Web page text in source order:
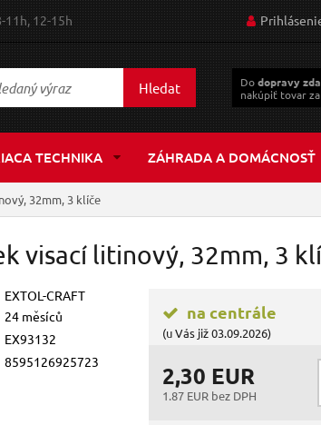
11h, 12-15h
Hledat Dodopravy
nakúpiť tovar za
TECHNIKA ZÁHRADA A DOMÁCNOSŤ
32mm, 3 klíče
visací litinový, 32mm, 3
EXTOL-CRAFT
24 měsíců
EX93132
8595126925723
na centrále
(u Vás již 03.09.2026)
2,30 EUR
1.87 EUR bez DPH